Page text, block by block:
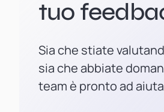
tuo
Sia che stiate
sia che abbiate
team è pronto ad